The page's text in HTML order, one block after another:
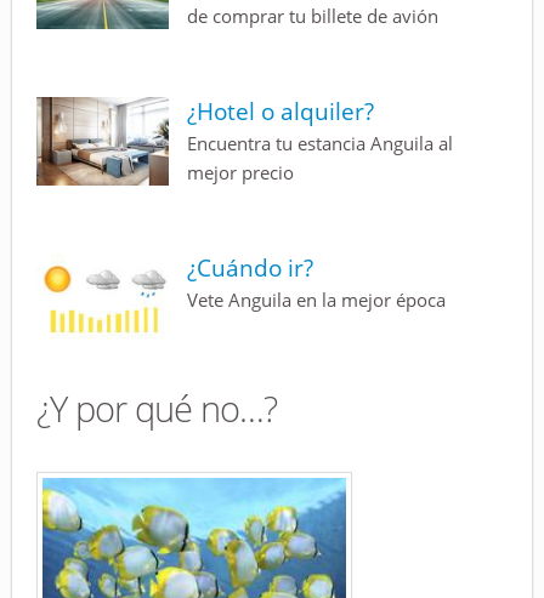
de comprar tu billete de avión
¿Hotel o alquiler?
Encuentra tu estancia Anguila al
mejor precio
¿Cuándo ir?
Vete Anguila en la mejor época
¿Y por qué no…?